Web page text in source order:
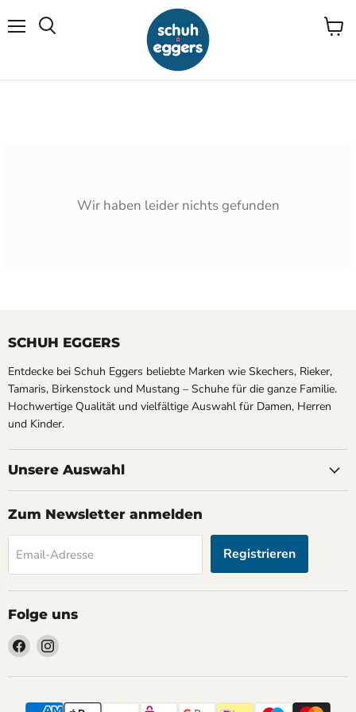
Wir haben leider nichts gefunden
SCHUH EGGERS
Entdecke bei Schuh Eggers beliebte Marken wie Skechers, Rieker,
Tamaris, Birkenstock und Mustang – Schuhe für die ganze Familie.
Hochwertige Qualität und vielfältige Auswahl für Damen, Herren
und Kinder.
Unsere Auswahl
Zum Newsletter anmelden
Email-Adresse Registrieren
Folge uns
Finden
Sie
uns
Finden
uns